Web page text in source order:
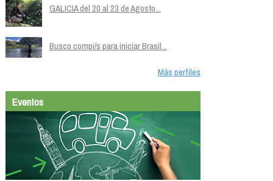
GALICIA del 20 al 23 de Agosto...
Busco compi/s para iniciar Brasil...
Más perfiles
Eventos